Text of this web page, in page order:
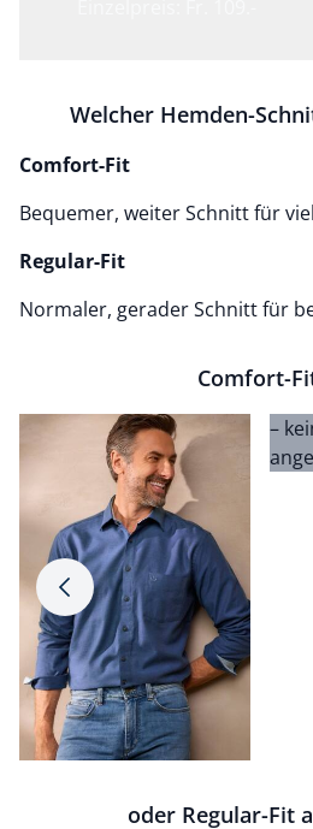
Welcher Hemden-
Comfort-Fit
Bequemer, weiter Schnitt für
Regular-Fit
Normaler, gerader Schnitt für
Comfort-
–
Pfeil nach rechts
oder Regular-Fit